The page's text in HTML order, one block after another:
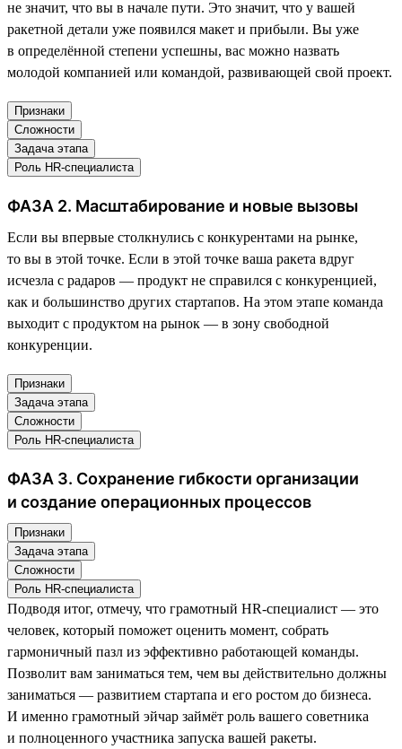
не значит, что вы в начале пути. Это значит, что у вашей
ракетной детали уже появился макет и прибыли. Вы уже
в определённой степени успешны, вас можно назвать
молодой компанией или командой, развивающей свой проект.
Признаки
Сложности
Задача этапа
Роль HR-специалиста
ФАЗА 2. Масштабирование и новые вызовы
Если вы впервые столкнулись с конкурентами на рынке,
то вы в этой точке. Если в этой точке ваша ракета вдруг
исчезла с радаров — продукт не справился с конкуренцией,
как и большинство других стартапов. На этом этапе команда
выходит с продуктом на рынок — в зону свободной
конкуренции.
Признаки
Задача этапа
Сложности
Роль HR-специалиста
ФАЗА 3. Сохранение гибкости организации
и создание операционных процессов
Признаки
Задача этапа
Сложности
Роль HR-специалиста
Подводя итог, отмечу, что грамотный HR-специалист — это
человек, который поможет оценить момент, собрать
гармоничный пазл из эффективно работающей команды.
Позволит вам заниматься тем, чем вы действительно должны
заниматься — развитием стартапа и его ростом до бизнеса.
И именно грамотный эйчар займёт роль вашего советника
и полноценного участника запуска вашей ракеты.